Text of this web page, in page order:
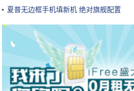
夏普无边框手机填新机 绝对旗舰配置